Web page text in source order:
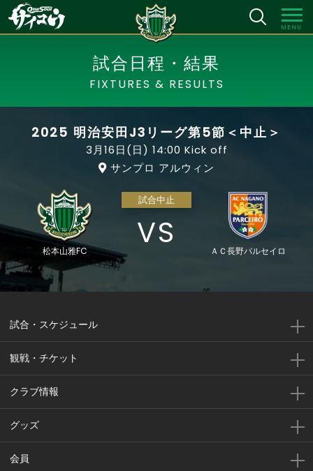
MENU
試合日程・結果
FIXTURES & RESULTS
2025 明治安田J3リーグ第5節＜中止＞
3月16日(日) 14:00 Kick off
サンプロ アルウィン
松本山雅FC
試合中止
VS ＡＣ長野パルセイロ
試合・スケジュール
観戦・チケット
クラブ情報
グッズ
会員